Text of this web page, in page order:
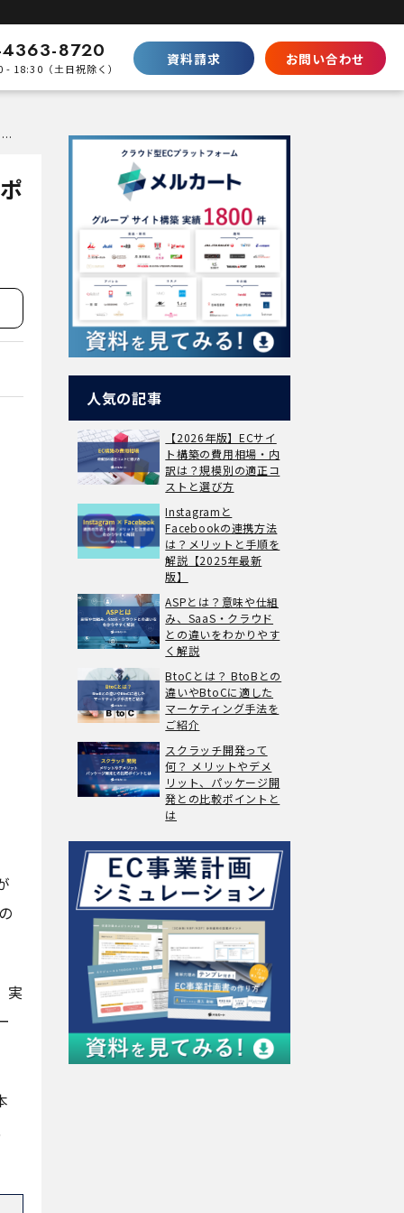
Shopifyとの違い
SaaS型ECの徹底比較
ecbeingとの違い
パッケージとの棲み分け
パートナープログラムはこちら
お問い合わせ
資料請求
8720
- 18:30（土日祝除く）
ECサイトリニューアルで失敗しないために知っておくべき7つのポイント
実
人気の記事
【2026年版】ECサイ
ト構築の費用相場・内
訳は？規模別の適正コ
ストと選び方
Instagramと
Facebookの連携方法
は？メリットと手順を
解説【2025年最新
版】
ASPとは？意味や仕組
み、SaaS・クラウド
との違いをわかりやす
く解説
BtoCとは？ BtoBとの
違いやBtoCに適した
マーケティング手法を
ご紹介
スクラッチ開発って
何？ メリットやデメ
リット、パッケージ開
発との比較ポイントと
は